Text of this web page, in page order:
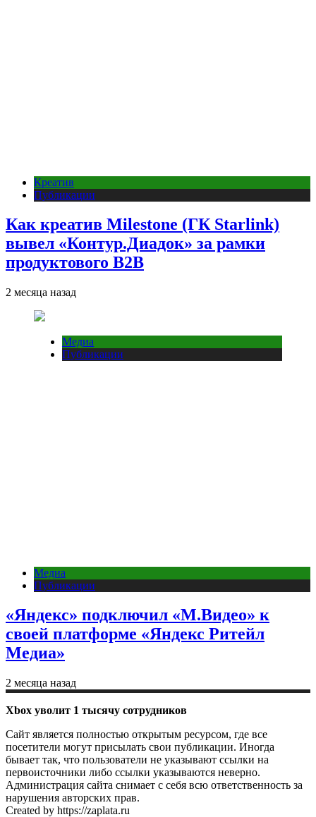
Креатив
Публикации
Как креатив Milestone (ГК Starlink)
вывел «Контур.Диадок» за рамки
продуктового B2B
2 месяца назад
Медиа
Публикации
Медиа
Публикации
«Яндекс» подключил «М.Видео» к
своей платформе «Яндекс Ритейл
Медиа»
2 месяца назад
Xbox уволит 1 тысячу сотрудников
Сайт является полностью открытым ресурсом, где все
посетители могут присылать свои публикации. Иногда
бывает так, что пользователи не указывают ссылки на
первоисточники либо ссылки указываются неверно.
Администрация сайта снимает с себя всю ответственность за
нарушения авторских прав.
Created by https://zaplata.ru